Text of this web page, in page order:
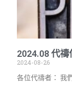
2024.08 代禱
2024-08-26
各位代禱者： 我